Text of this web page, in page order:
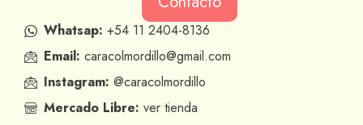
Whatsap: +54 11 2404-8136
Email: caracolmordillo@gmail.com
Instagram: @caracolmordillo
Mercado Libre: ver tienda